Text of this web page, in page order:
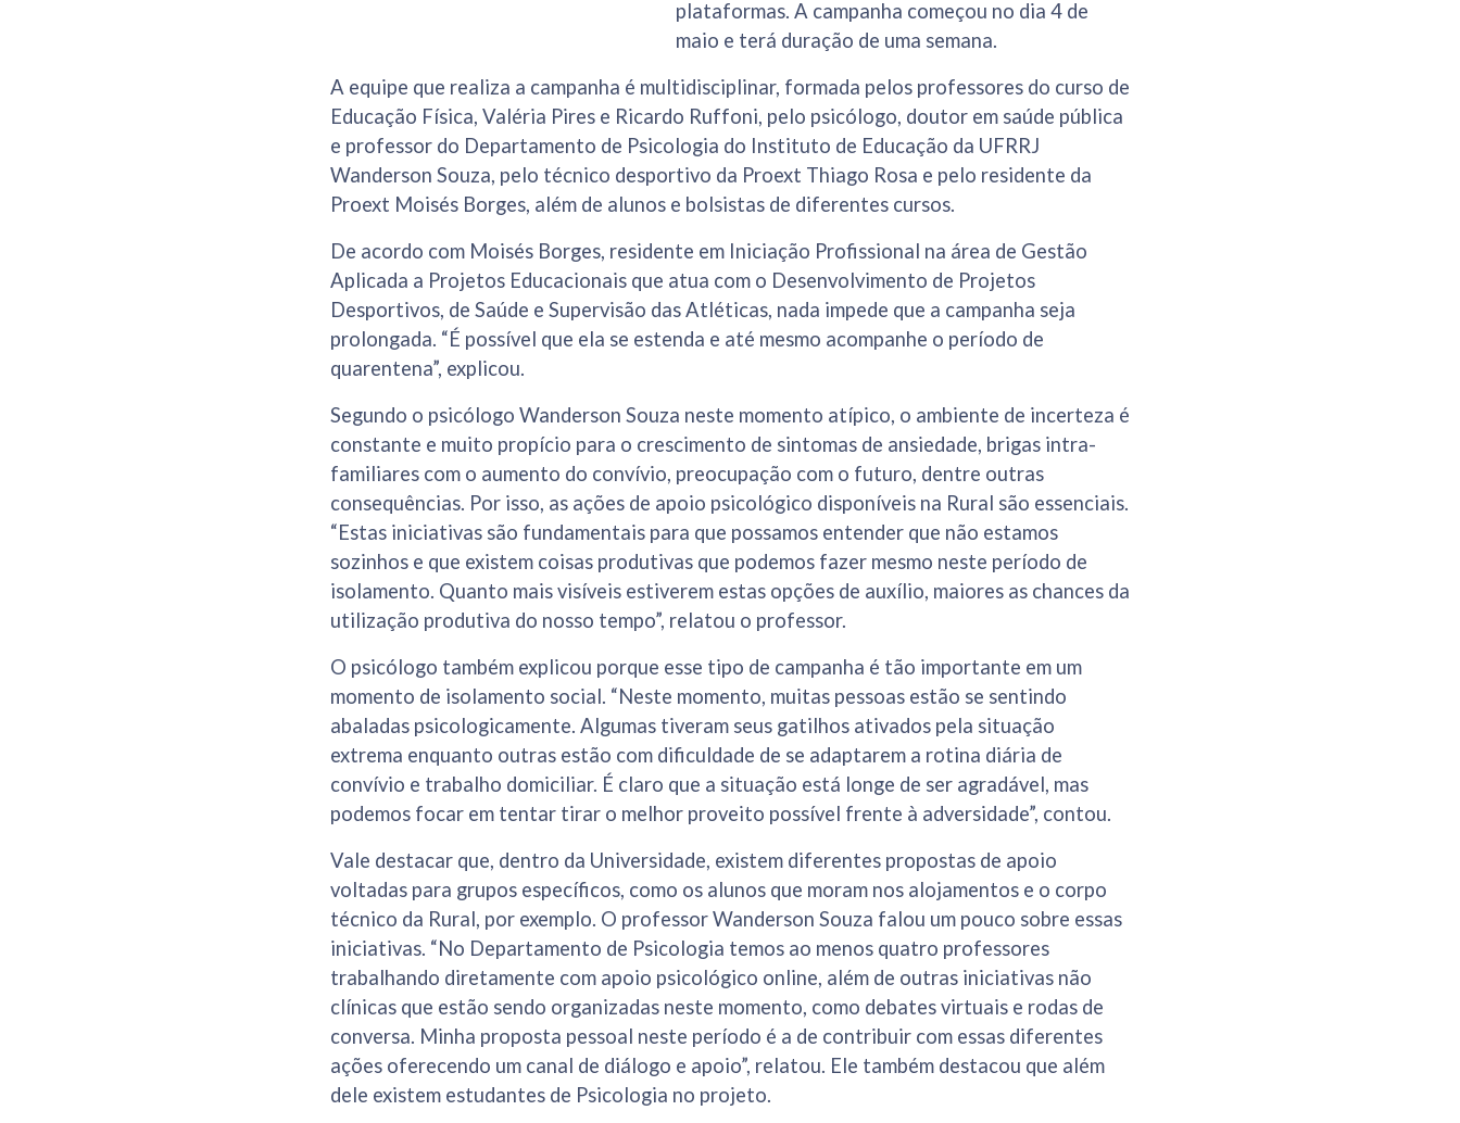
plataformas. A campanha começou no dia 4 de
maio e terá duração de uma semana.
A equipe que realiza a campanha é multidisciplinar, formada pelos professores do curso de
Educação Física, Valéria Pires e Ricardo Ruffoni, pelo psicólogo, doutor em saúde pública
e professor do Departamento de Psicologia do Instituto de Educação da UFRRJ
Wanderson Souza, pelo técnico desportivo da Proext Thiago Rosa e pelo residente da
Proext Moisés Borges, além de alunos e bolsistas de diferentes cursos.
De acordo com Moisés Borges, residente em Iniciação Profissional na área de Gestão
Aplicada a Projetos Educacionais que atua com o Desenvolvimento de Projetos
Desportivos, de Saúde e Supervisão das Atléticas, nada impede que a campanha seja
prolongada. “É possível que ela se estenda e até mesmo acompanhe o período de
quarentena”, explicou.
Segundo o psicólogo Wanderson Souza neste momento atípico, o ambiente de incerteza é
constante e muito propício para o crescimento de sintomas de ansiedade, brigas intra-
familiares com o aumento do convívio, preocupação com o futuro, dentre outras
consequências. Por isso, as ações de apoio psicológico disponíveis na Rural são essenciais.
“Estas iniciativas são fundamentais para que possamos entender que não estamos
sozinhos e que existem coisas produtivas que podemos fazer mesmo neste período de
isolamento. Quanto mais visíveis estiverem estas opções de auxílio, maiores as chances da
utilização produtiva do nosso tempo”, relatou o professor.
O psicólogo também explicou porque esse tipo de campanha é tão importante em um
momento de isolamento social. “Neste momento, muitas pessoas estão se sentindo
abaladas psicologicamente. Algumas tiveram seus gatilhos ativados pela situação
extrema enquanto outras estão com dificuldade de se adaptarem a rotina diária de
convívio e trabalho domiciliar. É claro que a situação está longe de ser agradável, mas
podemos focar em tentar tirar o melhor proveito possível frente à adversidade”, contou.
Vale destacar que, dentro da Universidade, existem diferentes propostas de apoio
voltadas para grupos específicos, como os alunos que moram nos alojamentos e o corpo
técnico da Rural, por exemplo. O professor Wanderson Souza falou um pouco sobre essas
iniciativas. “No Departamento de Psicologia temos ao menos quatro professores
trabalhando diretamente com apoio psicológico online, além de outras iniciativas não
clínicas que estão sendo organizadas neste momento, como debates virtuais e rodas de
conversa. Minha proposta pessoal neste período é a de contribuir com essas diferentes
ações oferecendo um canal de diálogo e apoio”, relatou. Ele também destacou que além
dele existem estudantes de Psicologia no projeto.